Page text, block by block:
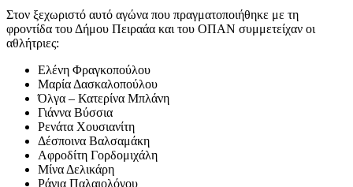
Στον ξεχωριστό αυτό αγώνα που πραγματοποιήθηκε με τη
φροντίδα του Δήμου Πειραάα και του ΟΠΑΝ συμμετείχαν οι
αθλήτριες:
Ελένη Φραγκοπούλου
Μαρία Δασκαλοπούλου
Όλγα – Κατερίνα Μπλάνη
Γιάννα Βύσσια
Ρενάτα Χουσιανίτη
Δέσποινα Βαλσαμάκη
Αφροδίτη Γορδομιχάλη
Μίνα Δελικάρη
Ράνια Παλαιολόγου